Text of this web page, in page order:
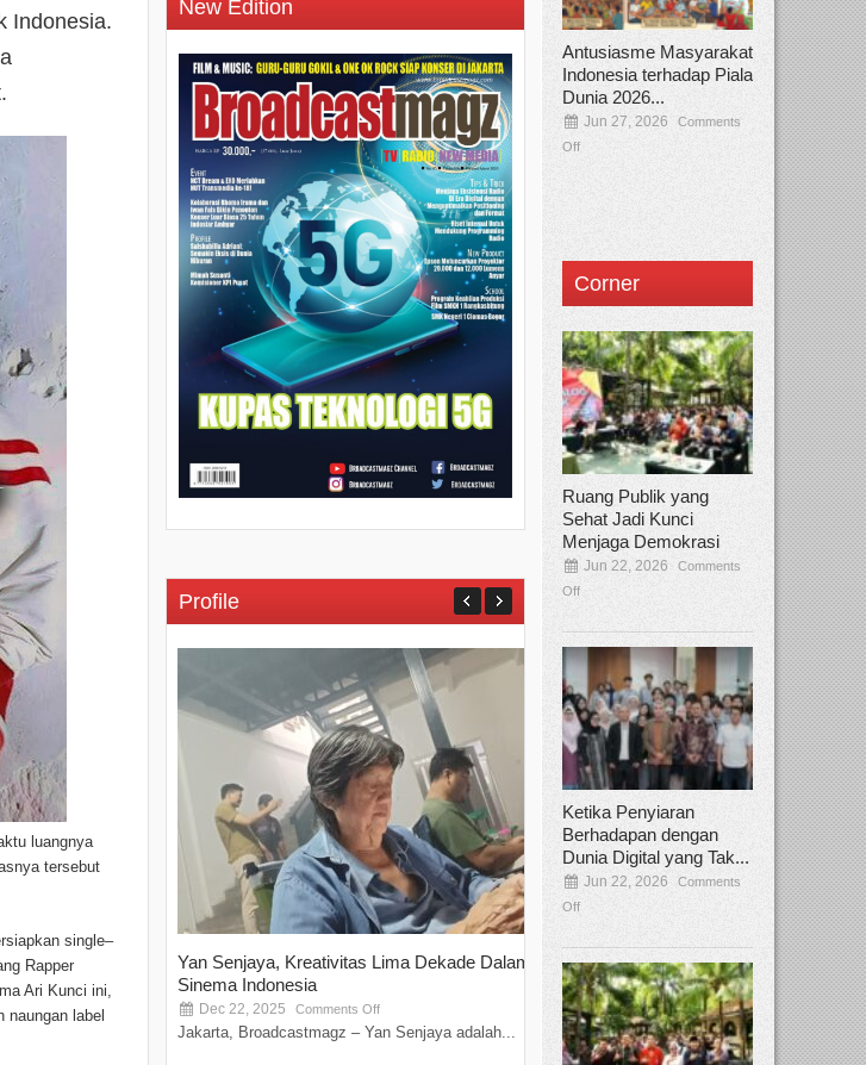
Indonesia.
luangnya
tersebut
single–
Rapper
Ari Kunci ini,
label
New Edition
Profile
Yan Senjaya, Kreativitas Lima Dekade Dalam
Sinema Indonesia
Dec 22, 2025 Comments Off
Jakarta, Broadcastmagz – Yan Senjaya adalah...
Tamee Irelly Menjadi Juri Open
Film Terbaru...
Sep 08, 2025 Comments Off
Bekasi, Broadcastmagz – Dalam upaya
talenta...
Antusiasme Masyarakat
Indonesia terhadap Piala
Dunia 2026...
Jun 27, 2026
Comments
Off
Corner
Ruang Publik yang
Sehat Jadi Kunci
Menjaga Demokrasi
Jun 22, 2026
Comments
Off
Ketika Penyiaran
Berhadapan dengan
Dunia Digital yang Tak...
Jun 22, 2026
Comments
Off